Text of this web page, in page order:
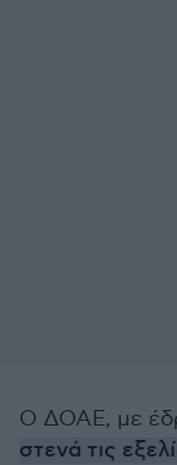
Ο ΔΟΑΕ, με
στενά τις